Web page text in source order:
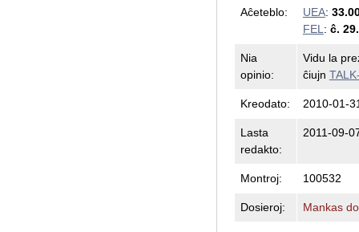
Aĉeteblo: UEA:
FEL : ĉ.
Nia
opinio:
Vidu la
ĉiujn
Kreodato: 2010-01-
Lasta
redakto:
2011-09-
Montroj: 100532
Dosieroj: Mankas